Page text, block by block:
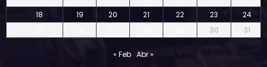
18
19 20 21 22 23
24
30 31
« Feb Abr »